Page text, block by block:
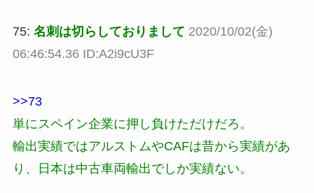
75: 名刺は切らしておりまして 2020/10/02(金)
06:46:54.36 ID:A2i9cU3F
>>73
単にスペイン企業に押し負けただけだろ。
輸出実績ではアルストムやCAFは昔から実績があ
り、日本は中古車両輸出でしか実績ない。